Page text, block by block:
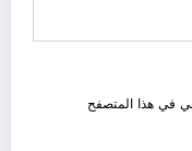
في هذا المتصفح